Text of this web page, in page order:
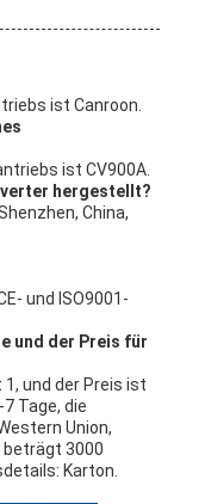
ist Canroon.
ist CV900A.
hergestellt?
China,
und ISO9001-
und der Preis für
und der Preis ist
Tage, die
Union,
beträgt 3000
Karton.